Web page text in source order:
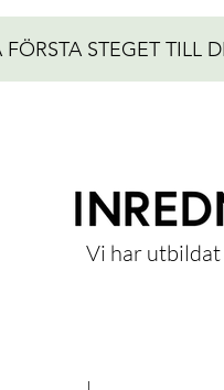
FÖRSTA STEGET TILL
Vi har